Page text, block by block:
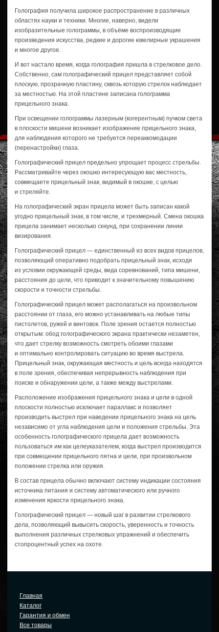
Голография получила широкое распространение в различных
областях науки и техники. Многие, наверно, видели
изобразительные голограммы, в объёме воспроизводящие
произведения искусства, редкие и дорогие ювелирные украшения
и многое другое.
И вот настало время, когда голография пришла в стрелковое дело.
Собственно, сам голографический прицел представляет собой
плоскую, прозрачную пластину, сквозь которую стрелок наблюдает
за местностью. На этой пластине записана голограмма
прицельного знака.
При освещении голограммы лазерным (когерентным) пучком света
в плоскости мишени возникает изображение прицельного знака,
для наблюдения которого не требуется переаккомодации
(перенастройки) глаза.
Голографический прицел предельно упрощает процесс стрельбы.
Рассматривайте через окошко интересующую вас местность,
совмещаете прицельный знак, видимый в окошке, с целью
и стреляйте.
На голографический экран прицела может быть записан какой
угодно прицельный знак, в том числе, и трехмерный. Смена окошка
прицела занимает несколько секунд, при сохранении линии
визирования.
Голографический прицел — единственный из всех видов прицелов,
позволяющий оперативно подобрать прицельный знак, исходя
из условии окружающей среды, вида соревнований, типа мишени,
расстояния до цели, что приводит к значительному повышению
скорости и точности стрельбы.
Голографический прицел может располагаться на произвольном
расстоянии от глаза, его можно устанавливать на любые типы
пистолетов, ружей и винтовок. Поле зрения остается полностью
открытым: обод голографического экрана практически незаметен,
что дает стрелку возможность смотреть обоими глазами
и оптимально контролировать ситуацию во время выстрела.
Прицельный знак, окружающая местность и цель всегда находятся
в поле зрения, обеспечивая непрерывность наблюдения при
поиске и обнаружении цели, а также между выстрелами.
Расположение изображения прицельного знака и цели в одной
плоскости полностью исключает параллакс и позволяет
производить выстрел при наведении прицельного знака на цель
независимо от угла наблюдения цели и положения стрельбы. Эта
особенность голографического прицела дает возможность
пользоваться им как целеуказателем, когда выстрел производится
при совмещении прицельного пятна и цели, при произвольном
положении стрелка или оружия.
В состав прицела обычно включают систему индикации состояния
источника питания и систему автоматического или ручного
изменения яркости прицельного знака.
Голографический прицел — новый шаг в развитии стрелкового
дела, позволяющий вывысить скорость, уверенность и точность
выполнения различных стрелковых упражнений и обеспечить
стопроцентный успех на охоте.
Главная
Каталог
Гарантия и обмен
Все товары